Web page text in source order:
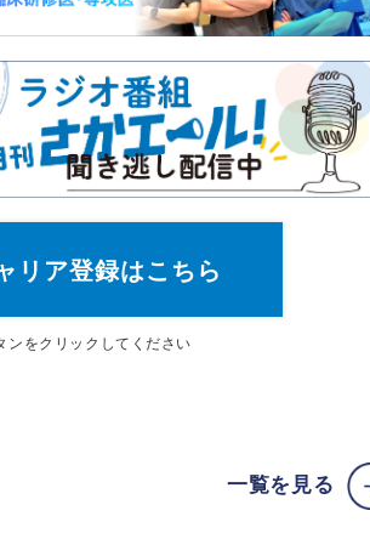
リア登録はこちら
ン をクリックしてください
一覧を見る